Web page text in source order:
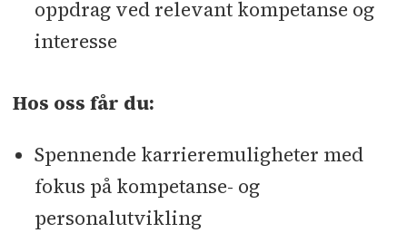
oppdrag ved relevant kompetanse og
interesse
Hos oss får du:
Spennende karrieremuligheter med
fokus på kompetanse- og
personalutvikling